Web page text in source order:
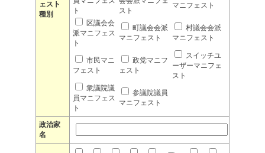
ェスト
種別
ト
スト
マニフェスト
区議会会
派マニフェス
ト
町議会会派
マニフェスト
村議会会派
マニフェスト
市民マニ
フェスト
政党マニフ
ェスト
スイッチユ
ーザーマニフェ
スト
衆議院議
員マニフェス
ト
参議院議員
マニフェスト
政治家
名